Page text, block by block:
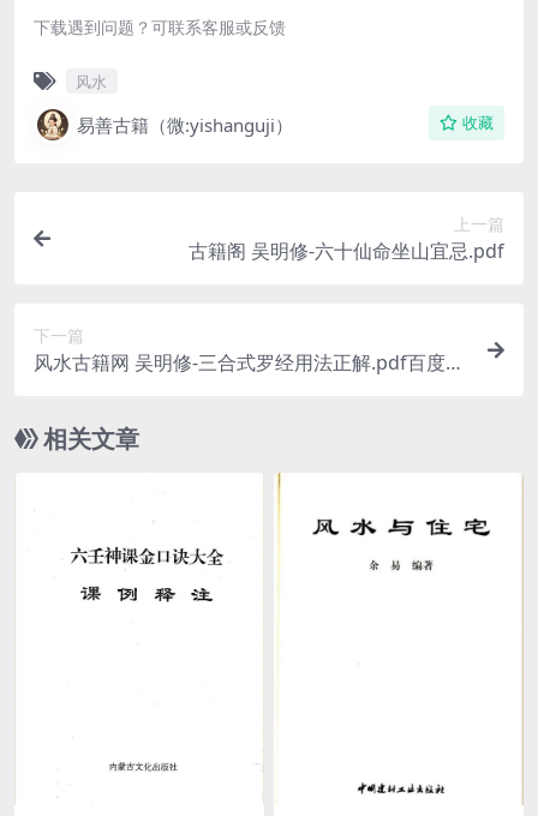
下载遇到问题？可联系客服或反馈
风水
易善古籍（微:yishanguji） 收藏
上一篇
古籍阁 吴明修-六十仙命坐山宜忌.pdf
下一篇
风水古籍网 吴明修-三合式罗经用法正解.pdf百度网
相关文章